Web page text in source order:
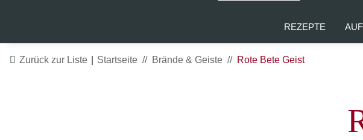
REZEPTE
Zurück zur Liste Startseite Brände & Geiste Rote Bete Geist